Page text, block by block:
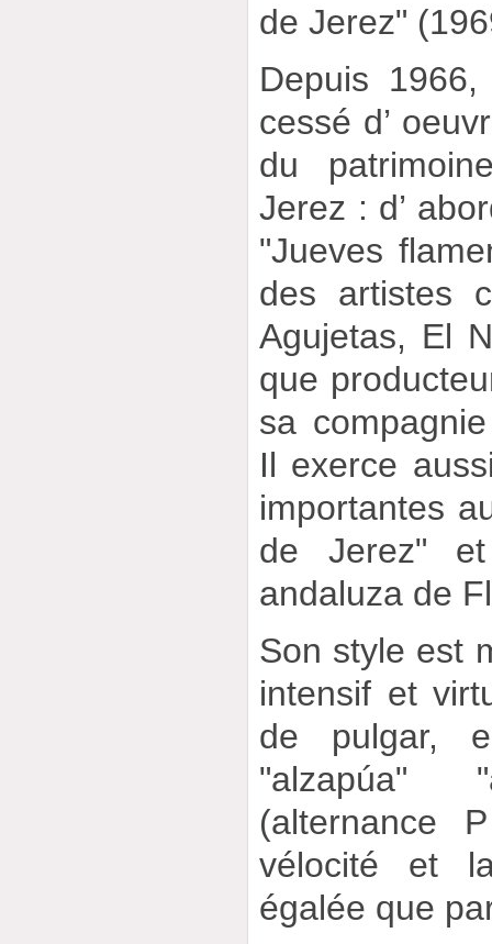
de Jerez"
Depuis
cessé d’
du
Jerez : d’
"Jueves
des artistes
Agujetas, El
que
sa
Il exerce
importantes
de Jerez"
andaluza de
Son style est
intensif et
de pulgar,
"alzapúa"
vélocité et
égalée que